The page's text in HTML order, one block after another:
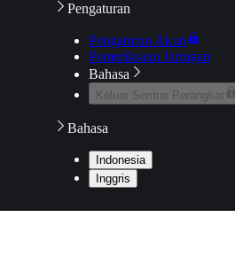
Pengaturan
Pengaturan Akun
Pemeriksaan Jaringan
Bahasa
Keluar Semua Perangkat
Bahasa
Indonesia
Inggris